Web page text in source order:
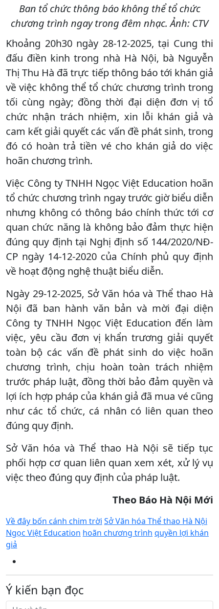
Ban tổ chức thông báo không thể tổ chức
chương trình ngay trong đêm nhạc. Ảnh: CTV
Khoảng 20h30 ngày 28-12-2025, tại Cung thi
đấu điền kinh trong nhà Hà Nội, bà Nguyễn
Thị Thu Hà đã trực tiếp thông báo tới khán giả
về việc không thể tổ chức chương trình trong
tối cùng ngày; đồng thời đại diện đơn vị tổ
chức nhận trách nhiệm, xin lỗi khán giả và
cam kết giải quyết các vấn đề phát sinh, trong
đó có hoàn trả tiền vé cho khán giả do việc
hoãn chương trình.
Việc Công ty TNHH Ngọc Việt Education hoãn
tổ chức chương trình ngay trước giờ biểu diễn
nhưng không có thông báo chính thức tới cơ
quan chức năng là không bảo đảm thực hiện
đúng quy định tại Nghị định số 144/2020/NĐ-
CP ngày 14-12-2020 của Chính phủ quy định
về hoạt động nghệ thuật biểu diễn.
Ngày 29-12-2025, Sở Văn hóa và Thể thao Hà
Nội đã ban hành văn bản và mời đại diện
Công ty TNHH Ngọc Việt Education đến làm
việc, yêu cầu đơn vị khẩn trương giải quyết
toàn bộ các vấn đề phát sinh do việc hoãn
chương trình, chịu hoàn toàn trách nhiệm
trước pháp luật, đồng thời bảo đảm quyền và
lợi ích hợp pháp của khán giả đã mua vé cũng
như các tổ chức, cá nhân có liên quan theo
đúng quy định.
Sở Văn hóa và Thể thao Hà Nội sẽ tiếp tục
phối hợp cơ quan liên quan xem xét, xử lý vụ
việc theo đúng quy định của pháp luật.
Theo Báo Hà Nội Mới
Về đây bốn cánh chim trời Sở Văn hóa Thể thao Hà Nội
Ngọc Việt Education hoãn chương trình quyền lợi khán
giả
Ý kiến bạn đọc